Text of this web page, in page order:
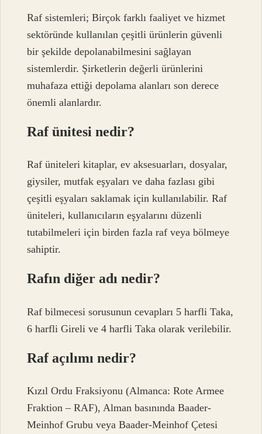
Raf sistemleri; Birçok farklı faaliyet ve hizmet
sektöründe kullanılan çeşitli ürünlerin güvenli
bir şekilde depolanabilmesini sağlayan
sistemlerdir. Şirketlerin değerli ürünlerini
muhafaza ettiği depolama alanları son derece
önemli alanlardır.
Raf ünitesi nedir?
Raf üniteleri kitaplar, ev aksesuarları, dosyalar,
giysiler, mutfak eşyaları ve daha fazlası gibi
çeşitli eşyaları saklamak için kullanılabilir. Raf
üniteleri, kullanıcıların eşyalarını düzenli
tutabilmeleri için birden fazla raf veya bölmeye
sahiptir.
Rafın diğer adı nedir?
Raf bilmecesi sorusunun cevapları 5 harfli Taka,
6 harfli Gireli ve 4 harfli Taka olarak verilebilir.
Raf açılımı nedir?
Kızıl Ordu Fraksiyonu (Almanca: Rote Armee
Fraktion – RAF), Alman basınında Baader-
Meinhof Grubu veya Baader-Meinhof Çetesi